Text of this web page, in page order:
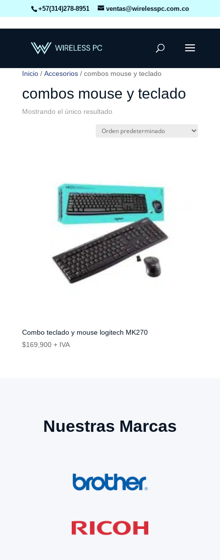
+57(314)278-8951 ventas@wirelesspc.com.co
Inicio/ Accesorios/ combos mouse y teclado
combos mouse y teclado
Mostrando el único resultado
Combo teclado y mouse logitech MK270
$169,900 + IVA
Nuestras Marcas